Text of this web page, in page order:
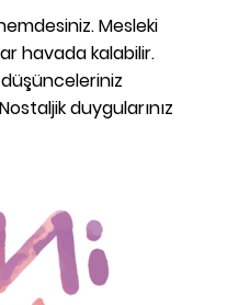
Mesleki
havada kalabilir.
duygularınız